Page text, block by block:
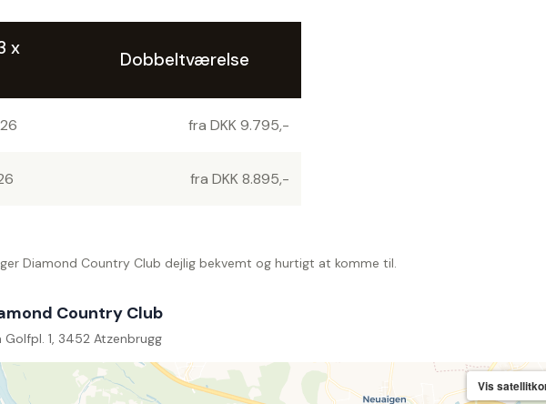
x
Dobbeltværelse
fra DKK 9.795,-
fra DKK 8.895,-
Diamond Country Club dejlig bekvemt og hurtigt at komme til.
Country Club
Golfpl. 1, 3452 Atzenbrugg
Vis